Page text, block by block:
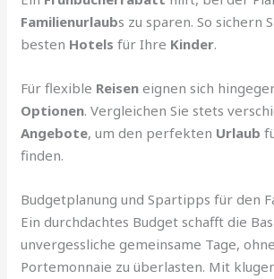
Familienurlaubs zu sparen. So sichern
besten Hotels für Ihre Kinder.
Für flexible Reisen eignen sich
Optionen. Vergleichen Sie stets
Angebote, um den perfekten Urlaub
finden.
Budgetplanung und Spartipps für den
Ein durchdachtes Budget schafft die
unvergessliche gemeinsame Tage,
Portemonnaie zu überlasten. Mit